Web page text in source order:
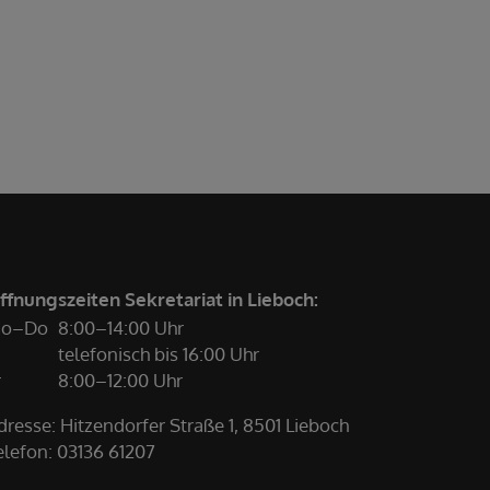
Sekretariat in Lieboch:
8:00–14:00 Uhr
telefonisch bis 16:00 Uhr
8:00–12:00 Uhr
Hitzendorfer Straße 1, 8501 Lieboch
03136 61207